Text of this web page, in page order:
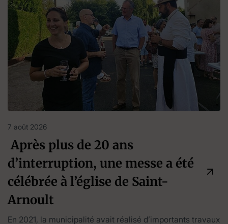
7 août 2026
Après plus de 20 ans
d’interruption, une messe a été
célébrée à l’église de Saint-
Arnoult
En 2021, la municipalité avait réalisé d’importants travaux